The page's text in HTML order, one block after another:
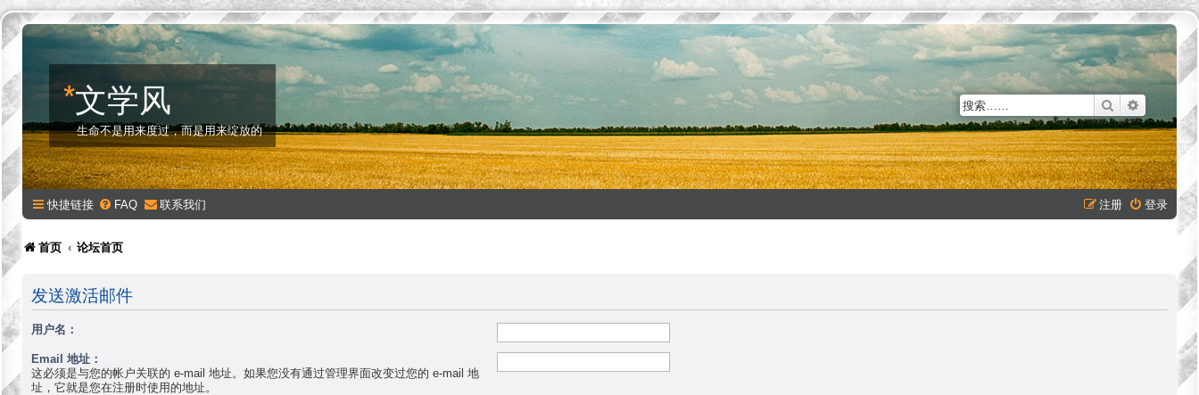
*文学风
生命不是用来度过，而是用来绽放的
搜索
快捷链接 FAQ 联系我们 登录
注册
首页 论坛首页
发送激活邮件
用户名：
Email 地址：
这必须是与您的帐户关联的 e-mail 地址。如果您没有通过管理界面改变过您的 e-mail 地
址，它就是您在注册时使用的地址。